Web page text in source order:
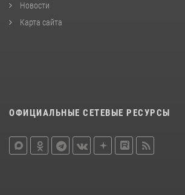
Новости
Карта сайта
ОФИЦИАЛЬНЫЕ СЕТЕВЫЕ РЕСУРСЫ